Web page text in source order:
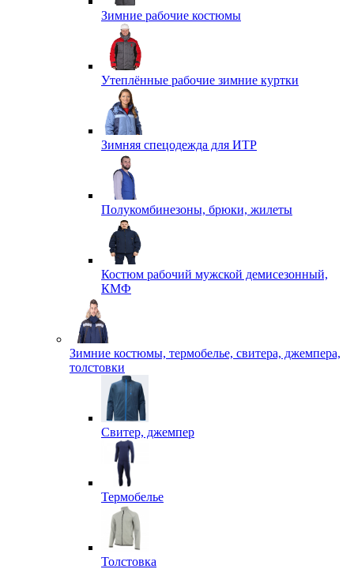
Зимние рабочие костюмы
Утеплённые рабочие зимние куртки
Зимняя спецодежда для ИТР
Полукомбинезоны, брюки, жилеты
Костюм рабочий мужской демисезонный,
КМФ
Зимние костюмы, термобелье, свитера, джемпера,
толстовки
Свитер, джемпер
Термобелье
Толстовка